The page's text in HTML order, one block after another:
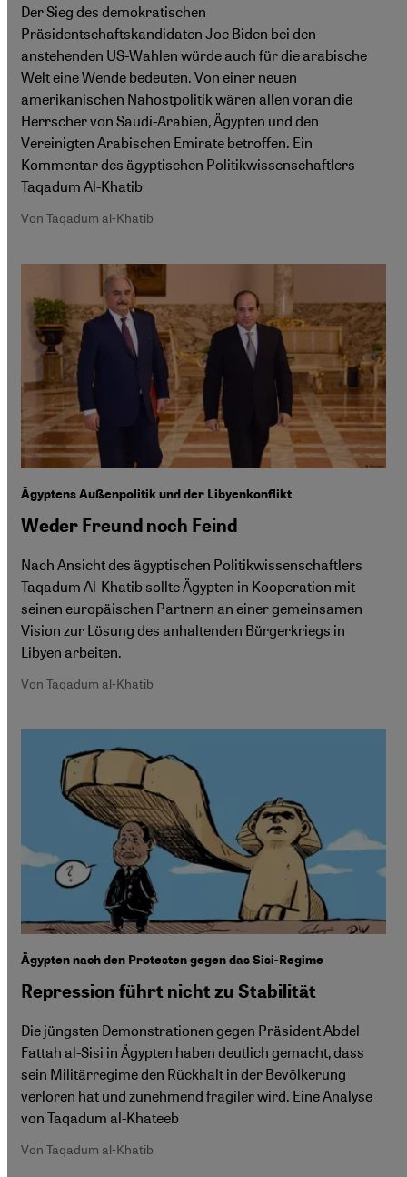
Der Sieg des demokratischen
Präsidentschaftskandidaten Joe Biden bei den
anstehenden US-Wahlen würde auch für die arabische
Welt eine Wende bedeuten. Von einer neuen
amerikanischen Nahostpolitik wären allen voran die
Herrscher von Saudi-Arabien, Ägypten und den
Vereinigten Arabischen Emirate betroffen. Ein
Kommentar des ägyptischen Politikwissenschaftlers
Taqadum Al-Khatib
Von Taqadum al-Khatib
Ägyptens Außenpolitik und der Libyenkonflikt
Weder Freund noch Feind
Nach Ansicht des ägyptischen Politikwissenschaftlers
Taqadum Al-Khatib sollte Ägypten in Kooperation mit
seinen europäischen Partnern an einer gemeinsamen
Vision zur Lösung des anhaltenden Bürgerkriegs in
Libyen arbeiten.
Von Taqadum al-Khatib
Ägypten nach den Protesten gegen das Sisi-Regime
Repression führt nicht zu Stabilität
Die jüngsten Demonstrationen gegen Präsident Abdel
Fattah al-Sisi in Ägypten haben deutlich gemacht, dass
sein Militärregime den Rückhalt in der Bevölkerung
verloren hat und zunehmend fragiler wird. Eine Analyse
von Taqadum al-Khateeb
Von Taqadum al-Khatib